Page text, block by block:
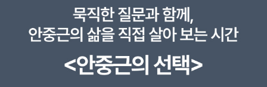
문에 원서로 읽는다면, 나니아나 해리포터보다 어렵게 느껴지는 것이
톨킨이다. 하지만 확실히 <반지의 제왕> 시리즈보다는 쉽게 읽힌다.
수많은 다양한 단어(특히 명사ㅠㅠ 과장하자면, 사전에 있는 단어를
다 갖다 썼나 할 정도로 다양하다)의 습격으로 한글버전보다 시간이
행이라는 생각. 부디 이 분위기가 영화계 종사자 모두에게 퍼지기를!
노동자에게 합당한 대가를! 그게 같이 성장하는 길임!! ★★★☆84.
와 함께 다녀왔는데, 음악영화란 본시 조금만 잘 만들면 감동을 주기
이다. 하하하... 영화는 시작부터 웅장하게 들어갔다. 배를 끌어당
기며 노래를 부르는 모습이 무척 인상적이었다. 뮤지컬 영화라도 특
정 부분만 노래로 부르는 게 아닐까 싶었는데, 모든 대사가 다 노래로
연결되어 있다. 여기 나오는 모든 배우가 다 노래를 부른다는 게 신기
했다. 모두가 감탄할 만큼 노래를 잘한 것은 아니었지만, 연기가 부족
개봉. 국내에도 개봉 예정.<엄청나게 시끄럽고 믿을 수 없게 가까운>
감독 : 스티븐 달드리 | 출연 : 토마스 혼, 톰 행크스, 산드라 블록원작
: 조나단 사프란 포어 <엄청나게 시끄럽고 믿을 수 없게 가까운> 9·1
1 사건을 9세 소년의 눈으로 바라본 기발하고도 섬세하면서 감동적
인 작품이 <빌리 엘리어트><더 리더>의 명감독 스티븐 달드리에 의